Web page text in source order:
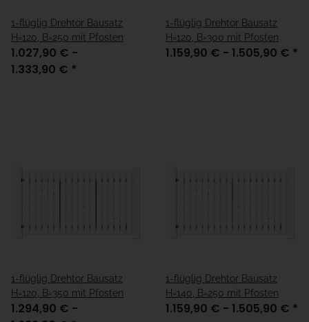
1-flüglig Drehtor Bausatz
H=120, B=250 mit Pfosten
1.027,90 € -
1.333,90 € *
1-flüglig Drehtor Bausatz
H=120, B=300 mit Pfosten
1.159,90 € - 1.505,90 € *
1-flüglig Drehtor Bausatz
H=120, B=350 mit Pfosten
1.294,90 € -
1-flüglig Drehtor Bausatz
H=140, B=250 mit Pfosten
1.159,90 € - 1.505,90 € *